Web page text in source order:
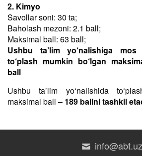
2. Kimyo
Savollar soni: 30 ta;
Baholash mezoni: 2.1 ball;
Maksimal ball: 63 ball;
Ushbu ta’lim yo‘nalishiga mos
to‘plash mumkin bo‘lgan
ball
Ushbu taʼlim yo‘nalishida
maksimal ball – 189 ballni tashkil
info@abt.uz